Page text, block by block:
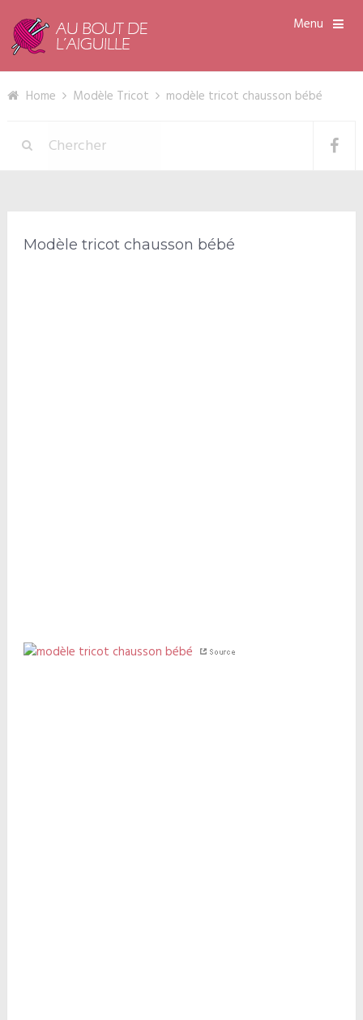
Menu
Home Modèle Tricot modèle tricot chausson bébé
Modèle tricot chausson bébé